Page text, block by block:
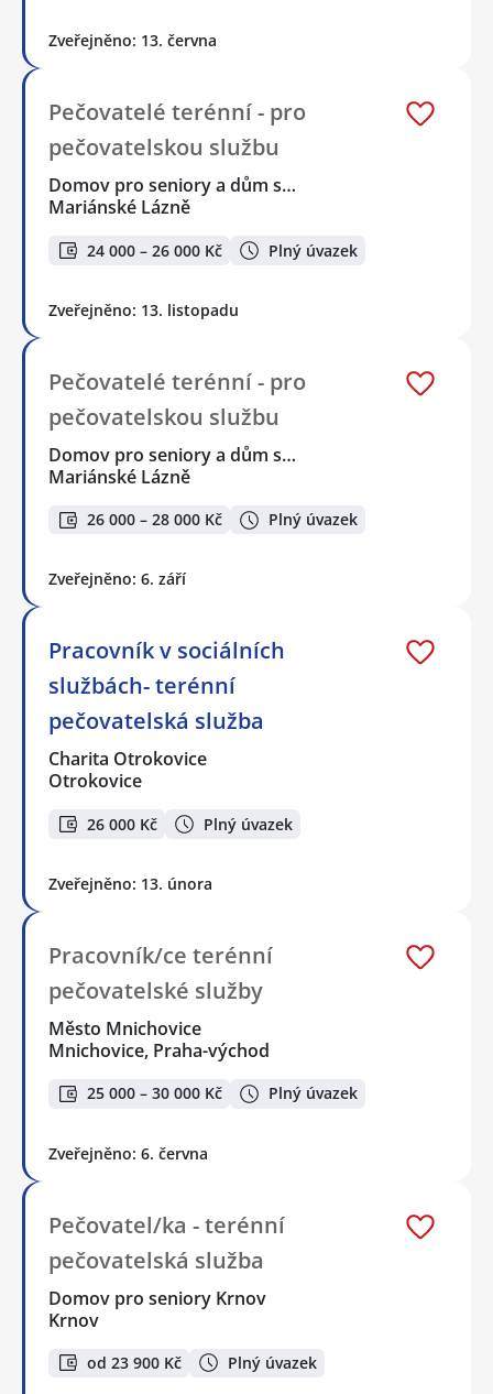
Zveřejněno: 13. června
Pečovatelé terénní - pro
pečovatelskou službu
Domov pro seniory a dům s…
Mariánské Lázně
24 000 – 26 000 Kč Plný úvazek
Zveřejněno: 13. listopadu
Pečovatelé terénní - pro
pečovatelskou službu
Domov pro seniory a dům s…
Mariánské Lázně
26 000 – 28 000 Kč Plný úvazek
Zveřejněno: 6. září
Pracovník v sociálních
službách- terénní
pečovatelská služba
Charita Otrokovice
Otrokovice
26 000 Kč Plný úvazek
Zveřejněno: 13. února
Pracovník/ce terénní
pečovatelské služby
Město Mnichovice
Mnichovice, Praha-východ
25 000 – 30 000 Kč Plný úvazek
Zveřejněno: 6. června
Pečovatel/ka - terénní
pečovatelská služba
Domov pro seniory Krnov
Krnov
od 23 900 Kč Plný úvazek